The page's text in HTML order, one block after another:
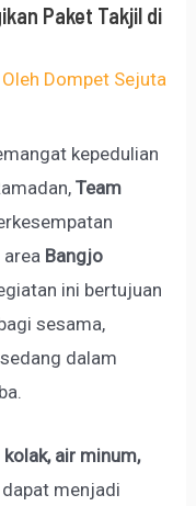
Paket Takjil di
Dompet Sejuta
kepedulian
Team
area Bangjo
ini bertujuan
sesama,
dalam
kolak, air minum,
menjadi